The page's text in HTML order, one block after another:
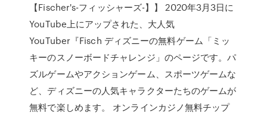
【Fischer's-フィッシャーズ-】】 2020年3月3日に
YouTube上にアップされた、大人気
YouTuber『Fisch ディズニーの無料ゲーム「ミッ
キーのスノーボードチャレンジ」のページです。パ
ズルゲームやアクションゲーム、スポーツゲームな
ど、ディズニーの人気キャラクターたちのゲームが
無料で楽しめます。 オンラインカジノ無料チップ